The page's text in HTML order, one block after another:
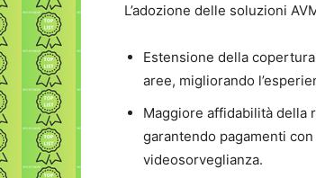
L’adozione delle soluzioni
Estensione della
aree, migliorando
Maggiore affidabilità della
garantendo pagamenti
videosorveglianza.